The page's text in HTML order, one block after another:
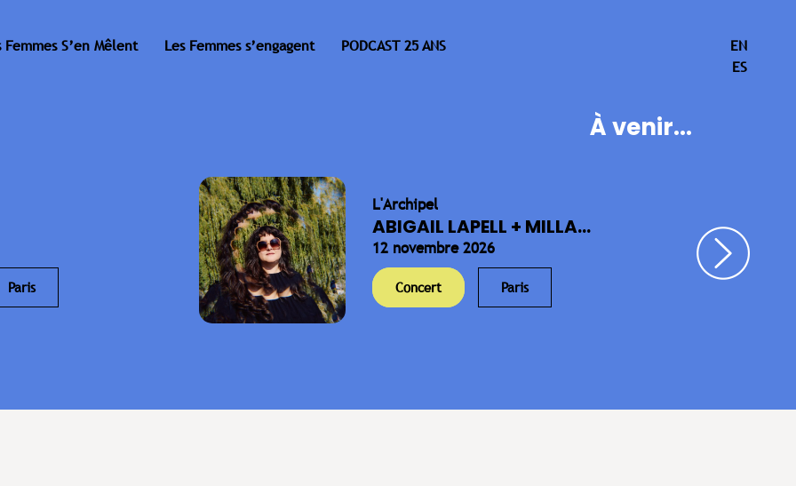
Femmes S’en Mêlent Les Femmes s’engagent PODCAST 25 ANS
EN
ES
À venir...
Paris
L'Archipel
ABIGAIL LAPELL + MILLA...
12 novembre 2026
Concert Paris